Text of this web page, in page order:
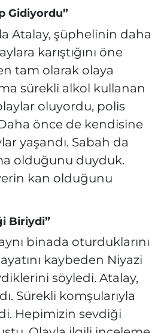
Gidiyordu”
Atalay, şüphelinin daha
karıştığını öne
tam olarak olaya
sürekli alkol kullanan
oluyordu, polis
önce de kendisine
yaşandı. Sabah da
olduğunu duyduk.
kan olduğunu
Biriydi”
aynı binada oturduklarını
kaybeden Niyazi
söyledi. Atalay,
Sürekli komşularıyla
Hepimizin sevdiği